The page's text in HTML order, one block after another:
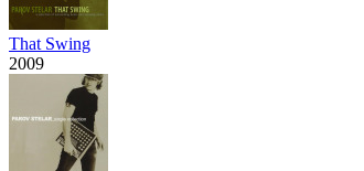
That Swing
2009